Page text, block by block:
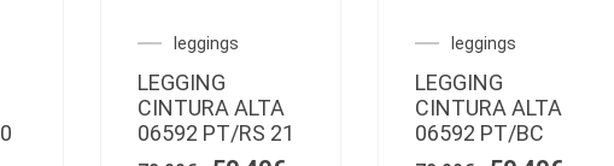
es:
41,93€.
tiene
variantes.
Las
leggings
LEGGING
CINTURA ALTA
06592 PT/RS 21
El
precio
original
era:
72,00€.
es:
50,40€.
tiene
variantes.
Las
leggings
LEGGING
CINTURA ALTA
06592 PT/BC
El
precio
original
era:
72,00€.